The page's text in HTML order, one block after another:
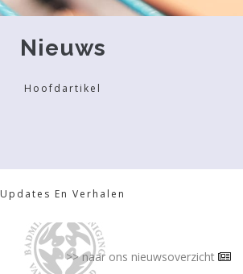
Nieuws
Hoofdartikel
Updates En Verhalen
>> naar ons nieuwsoverzicht